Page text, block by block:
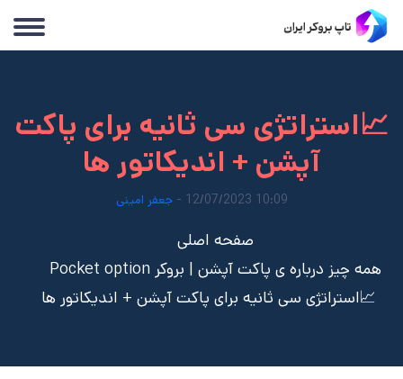
📈استراتژی سی ثانیه برای پاکت
آپشن + اندیکاتور ها
10:09 12/07/2023 - جعفر امینی
صفحه اصلی
همه چیز درباره ی پاکت آپشن | بروکر Pocket option
📈استراتژی سی ثانیه برای پاکت آپشن + اندیکاتور ها